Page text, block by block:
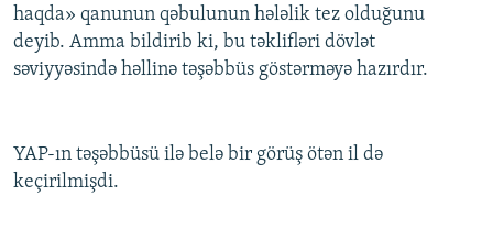
haqda» qanunun qəbulunun hələlik tez olduğunu
deyib. Amma bildirib ki, bu təklifləri dövlət
səviyyəsində həllinə təşəbbüs göstərməyə hazırdır.
YAP-ın təşəbbüsü ilə belə bir görüş ötən il də
keçirilmişdi.